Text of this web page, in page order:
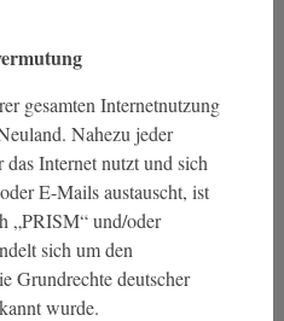
gesamten Internetnutzung
Nahezu jeder
Internet nutzt und sich
E-Mails austauscht, ist
„PRISM“ und/oder
sich um den
Grundrechte deutscher
wurde.